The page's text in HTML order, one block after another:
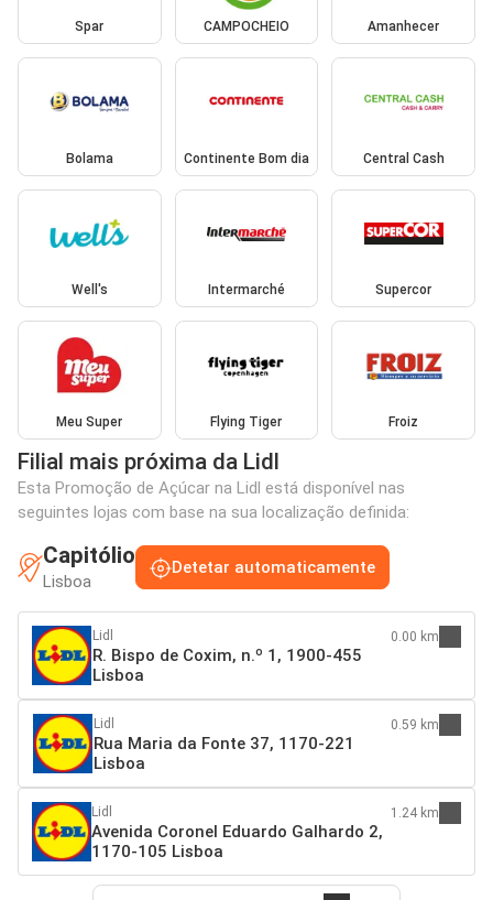
Spar CAMPOCHEIO Amanhecer
Bolama Continente Bom dia Central Cash
Well's Intermarché Supercor
Meu Super Flying Tiger Froiz
Filial mais próxima da Lidl
Esta Promoção de Açúcar na Lidl está disponível nas
seguintes lojas com base na sua localização definida:
Capitólio
Lisboa
Detetar automaticamente
Lidl
R. Bispo de Coxim, n.º 1, 1900-455
Lisboa
0.00 km
Lidl
Rua Maria da Fonte 37, 1170-221
Lisboa
0.59 km
Lidl
Avenida Coronel Eduardo Galhardo 2,
1170-105 Lisboa
1.24 km